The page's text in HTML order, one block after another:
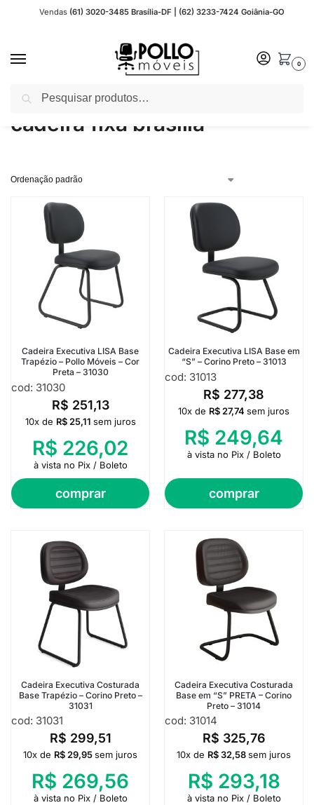
Vendas (61) 3020-3485 Brasília-DF | (62) 3233-7424 Goiânia-GO
0
Início Produtos marcados com a tag “cadeira fixa brasília”
cadeira fixa brasília
Cadeira Executiva LISA Base
Trapézio – Pollo Móveis – Cor
Preta – 31030
cod: 31030
R$ 251,13
comprar
10x de R$25,11 sem juros
R$ 226,02
à vista no Pix / Boleto
Cadeira Executiva LISA Base em
“S” – Corino Preto – 31013
cod: 31013
R$ 277,38
comprar
10x de R$ 27,74 sem juros
R$ 249,64
à vista no Pix / Boleto
Cadeira Executiva Costurada
Base Trapézio – Corino Preto –
31031
cod: 31031
R$ 299,51
10x de R$29,95sem juros
R$ 269,56
à vista no Pix / Boleto
Cadeira Executiva Costurada
Base em “S” PRETA – Corino
Preto – 31014
cod: 31014
R$ 325,76
10x de R$32,58sem juros
R$ 293,18
à vista no Pix / Boleto